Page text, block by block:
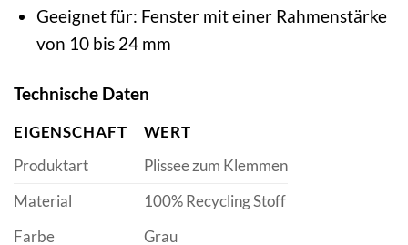
Geeignet für: Fenster mit einer Rahmenstärke
von 10 bis 24 mm
Technische Daten
EIGENSCHAFT
WERT
Produktart
Plissee zum Klemmen
Material
100% Recycling Stoff
Farbe
Grau